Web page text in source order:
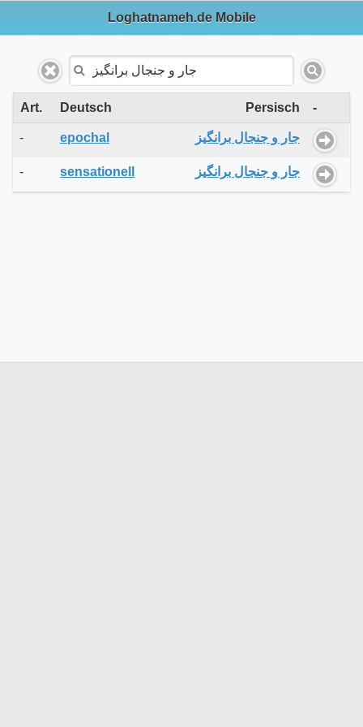
Loghatnameh.de Mobile
Art. Deutsch Persisch -
- epochal جار و جنجال برانگیز
- sensationell جار و جنجال برانگیز